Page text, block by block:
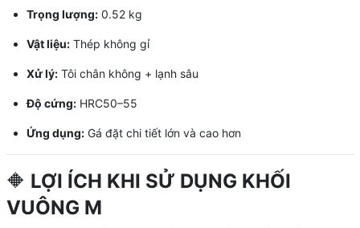
Trọng lượng:0.52 kg
Vật liệu:Thép không gỉ
Xử lý:Tôi chân không + lạnh sâu
Độ cứng:HRC50–55
Ứng dụng:Gá đặt chi tiết lớn và cao hơn
🔶 LỢI ÍCH KHI SỬ DỤNG KHỐI
VUÔNG M